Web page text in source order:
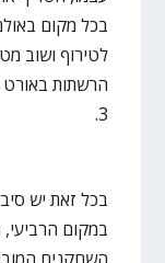
בכל מקום
לטירוף ושוב
3.
בכל זאת יש
במקום